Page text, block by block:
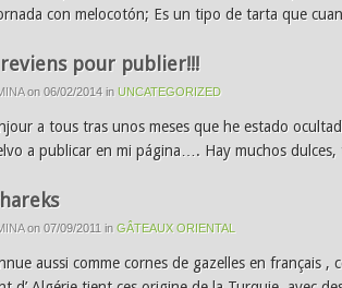
con melocotón; Es un tipo de tarta que
reviens pour publier!!!
on 06/02/2014 in UNCATEGORIZED
a tous tras unos meses que he estado
a publicar en mi página…. Hay muchos dulces,
on 07/09/2011 in GÂTEAUX ORIENTAL
aussi comme cornes de gazelles en français ,